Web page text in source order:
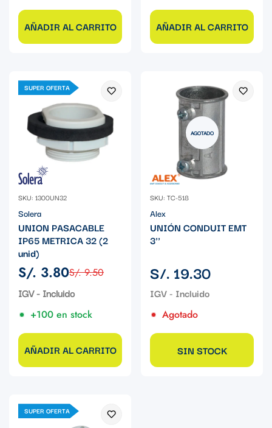
AÑADIR AL CARRITO AÑADIR AL CARRITO
SUPER OFERTA
SKU: 1300UN32
Solera
UNION PASACABLE
IP65 METRICA 32 (2
unid)
Precio
de
S/. 3.80
Precio
regular
S/. 9.50
IGV - Incluido
+100 en stock
AÑADIR AL CARRITO
AGOTADO
SKU: TC-518
Alex
UNIÓN CONDUIT EMT
3''
Precio
regular
S/. 19.30
Agotado
SIN STOCK
SUPER OFERTA